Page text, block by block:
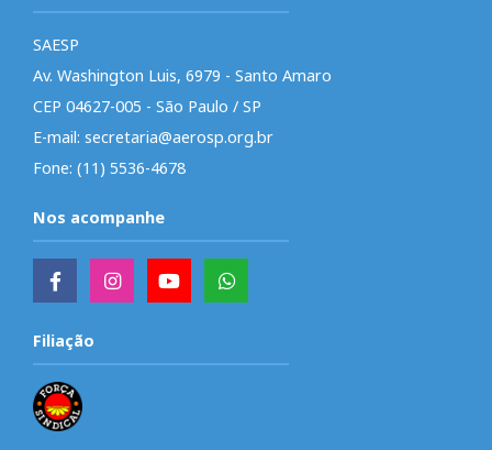
SAESP
Av. Washington Luis, 6979 - Santo Amaro
CEP 04627-005 - São Paulo / SP
E-mail: secretaria@aerosp.org.br
Fone: (11) 5536-4678
Nos acompanhe
Filiação